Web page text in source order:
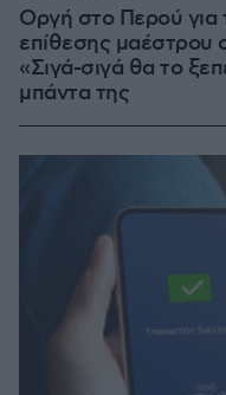
Οργή στο Περού για
επίθεσης μαέστρου
«Σιγά-σιγά θα το
μπάντα της